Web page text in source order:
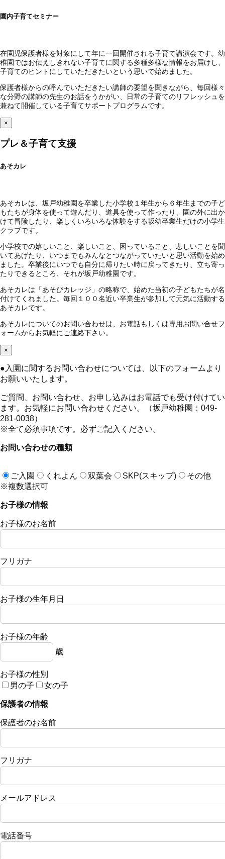
園内子育てセミナー
在園児保護者様を対象にして年に一回開催される子育て講演会です。幼
稚園ではお伝えしきれない子育てに関する多種多様な情報をお届けし、
子育てのヒントにしていただきたいという思いで始めました。
保護者様からの呼んでいただきたい講師の要望を聞きながら、毎回様々
な分野の講師の先生のお話をうかがい、日常の子育てのリフレッシュを
兼ねて開催している子育てサポートプログラムです。
×
プレ＆子育て支援
あそカレ
あそカレは、坂戸幼稚園を卒業した小学校１年生から６年生までの子ど
もたちが身体を使って遊んだり、道具を使って作ったり、園の外に出か
けて冒険したり、楽しくいろいろな体験をする坂幼卒業生だけの小学生
クラブです。
小学校での嬉しいこと、楽しいこと、困っていること、悲しいことを聞
いてあげたり、いつまでもみんなとつながっていたいと思い活動を始め
ました。卒業後にいつでも自分に帰りたい時に戻ってきたり、立ち寄っ
たりできるところ、それが坂戸幼稚園です。
あそカレは「あそびカレッジ」の略称で、始めた当初の子どもたちが名
付けてくれました。毎回１００名近い卒業生が参加して元気に活動する
あそカレです。
あそカレについてのお問い合わせは、お電話もしくは専用お問い合せフ
ォームからお気軽にご連絡下さい。
×
● 入園に関するお問い合わせについては、以下のフォームより
お願いいたします。
ご質問、お問い合わせ、お申し込みはお電話でも受け付けてい
ます。お気軽にお問い合わせください。（坂戸幼稚園：049-
281-0038）
※全て必須事項です。必ずご記入ください。
お問い合わせの種類
ご入園 くれよん 双葉会 SKP(スキップ)
その他
※複数選択可
お子様の情報
お子様のお名前
フリガナ
お子様の生年月日
お子様の年齢
歳
お子様の性別
男の子
女の子
保護者の情報
保護者のお名前
フリガナ
メールアドレス
電話番号